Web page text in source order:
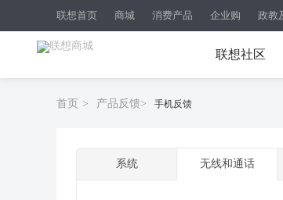
联想首页 商城 消费产品 企业购 政教
联想社区
首页 > 产品反馈> 手机反馈
系统 无线和通话